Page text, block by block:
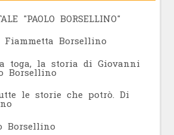
"PAOLO BORSELLINO"
Borsellino
toga, la storia di Giovanni
Borsellino
le storie che potrò. Di
Borsellino